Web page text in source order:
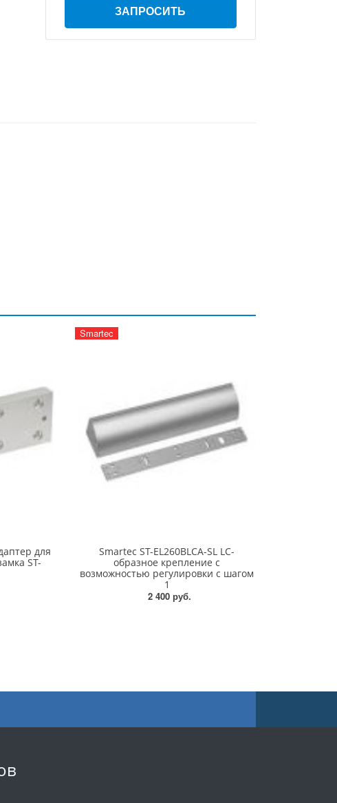
ЗАПРОСИТЬ
для
ST-
Smartec
Smartec ST-EL260BLCA-SL LC-
образное крепление с
возможностью регулировки с шагом
1
2 400 руб.